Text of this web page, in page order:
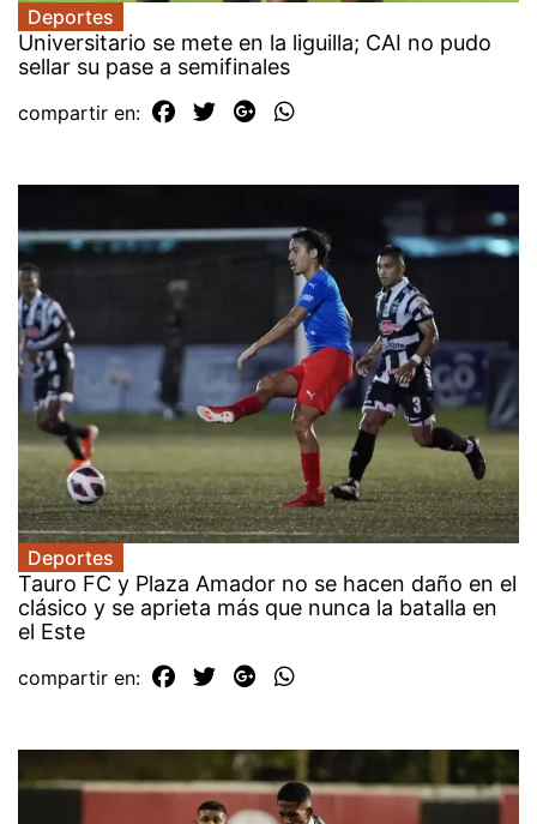
Deportes
Universitario se mete en la liguilla; CAI no pudo
sellar su pase a semifinales
compartir en:
Deportes
Tauro FC y Plaza Amador no se hacen daño en el
clásico y se aprieta más que nunca la batalla en
el Este
compartir en: